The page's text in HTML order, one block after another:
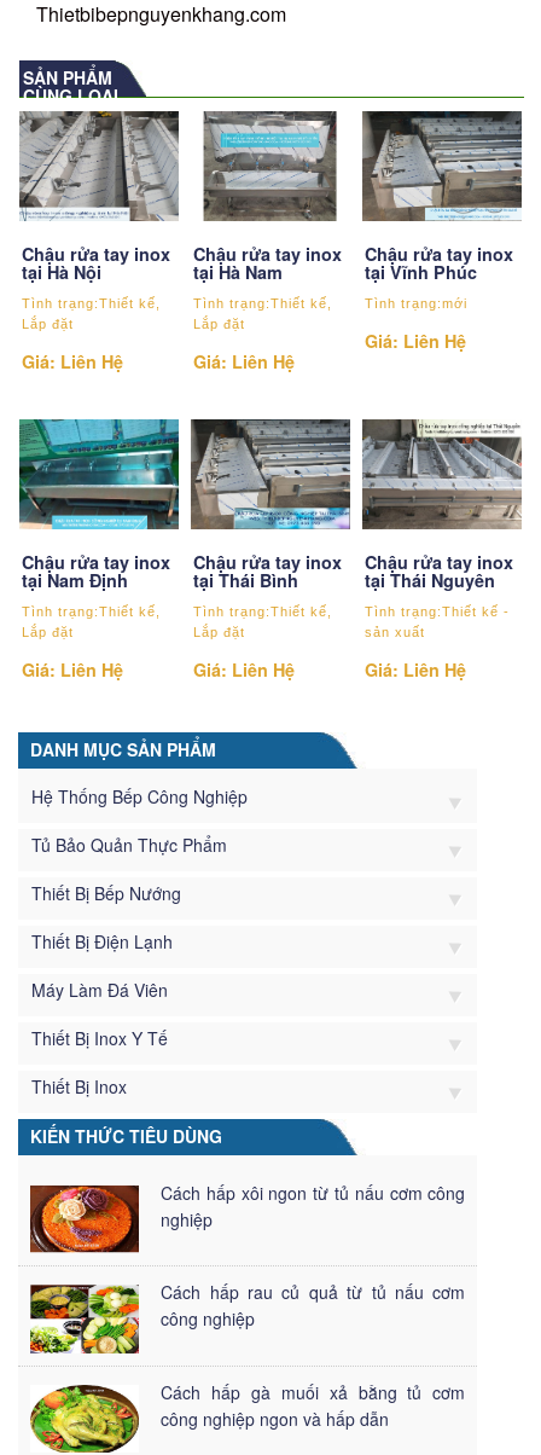
Thietbibepnguyenkhang.com
SẢN PHẨM
CÙNG LOẠI
Chậu rửa tay inox
tại Hà Nội
Tình trạng:Thiết kế,
Lắp đặt
Giá: Liên Hệ
Chậu rửa tay inox
tại Hà Nam
Tình trạng:Thiết kế,
Lắp đặt
Giá: Liên Hệ
Chậu rửa tay inox
tại Vĩnh Phúc
Tình trạng:mới
Giá: Liên Hệ
Chậu rửa tay inox
tại Nam Định
Tình trạng:Thiết kế,
Lắp đặt
Giá: Liên Hệ
Chậu rửa tay inox
tại Thái Bình
Tình trạng:Thiết kế,
Lắp đặt
Giá: Liên Hệ
Chậu rửa tay inox
tại Thái Nguyên
Tình trạng:Thiết kế -
sản xuất
Giá: Liên Hệ
DANH MỤC SẢN PHẨM
Hệ Thống Bếp Công Nghiệp
Tủ Bảo Quản Thực Phẩm
Thiết Bị Bếp Nướng
Thiết Bị Điện Lạnh
Máy Làm Đá Viên
Thiết Bị Inox Y Tế
Thiết Bị Inox
KIẾN THỨC TIÊU DÙNG
Cách hấp xôi ngon từ tủ nấu cơm công
nghiệp
Cách hấp rau củ quả từ tủ nấu cơm
công nghiệp
Cách hấp gà muối xả bằng tủ cơm
công nghiệp ngon và hấp dẫn